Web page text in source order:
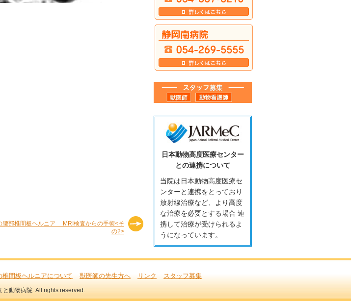
腰部椎間板ヘルニア MRI検査からの手術<そ
の2>
日本動物高度医療センター
との連携について
当院は日本動物高度医療セ
ンターと連携をとっており
放射線治療など、より高度
な治療を必要とする場合 連
携して治療が受けられるよ
うになっています。
椎間板ヘルニアについて 獣医師の先生方へ リンク スタッフ募集
動物病院. All rights reserved.